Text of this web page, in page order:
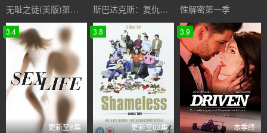
无耻之徒(美版)第二季 斯巴达克斯：复仇第二季 性解密第一季
3.4
更新至8集
3.8
更新至03集
3.9
本季终